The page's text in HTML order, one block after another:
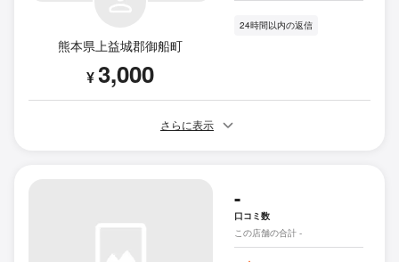
熊本県上益城郡御船町
¥3,000
24時間以内の返信
さらに表示
-
口コミ数
この店舗の合計 -